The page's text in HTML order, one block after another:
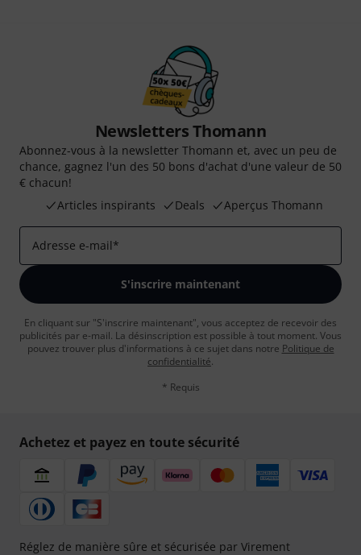
Newsletters Thomann
Abonnez-vous à la newsletter Thomann et, avec un peu de
chance, gagnez l'un des 50 bons d'achat d'une valeur de 50
€ chacun!
Articles inspirants
Deals Aperçus Thomann
Adresse e-mail*
S'inscrire maintenant
En cliquant sur "S'inscrire maintenant", vous acceptez de recevoir des
publicités par e-mail. La désinscription est possible à tout moment. Vous
pouvez trouver plus d'informations à ce sujet dans notre Politique de
confidentialité.
* Requis
Achetez et payez en toute sécurité
Réglez de manière sûre et sécurisée par Virement